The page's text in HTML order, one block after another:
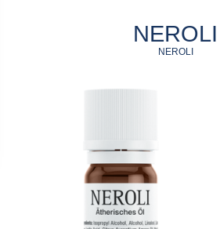
NEROLI
NEROLI